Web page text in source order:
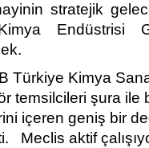
stratejik
Endüstrisi
Türkiye Kimya
temsilcileri şura
içeren geniş bir
Meclis aktif